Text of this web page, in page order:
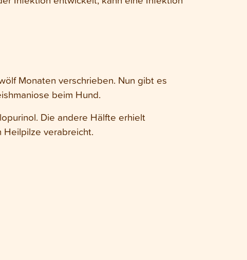
Monaten verschrieben. Nun gibt es
beim Hund.
Die andere Hälfte erhielt
verabreicht.